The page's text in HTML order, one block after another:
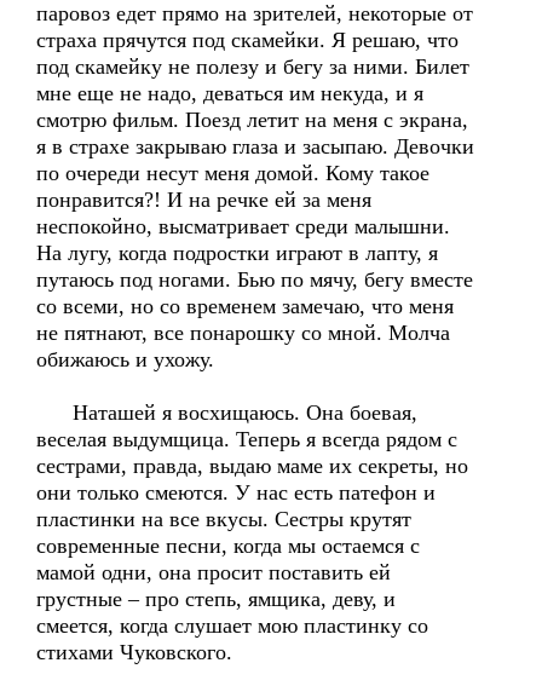
паровоз едет прямо на зрителей, некоторые от
страха прячутся под скамейки. Я решаю, что
под скамейку не полезу и бегу за ними. Билет
мне еще не надо, деваться им некуда, и я
смотрю фильм. Поезд летит на меня с экрана,
я в страхе закрываю глаза и засыпаю. Девочки
по очереди несут меня домой. Кому такое
понравится?! И на речке ей за меня
неспокойно, высматривает среди малышни.
На лугу, когда подростки играют в лапту, я
путаюсь под ногами. Бью по мячу, бегу вместе
со всеми, но со временем замечаю, что меня
не пятнают, все понарошку со мной. Молча
обижаюсь и ухожу.
Наташей я восхищаюсь. Она боевая,
веселая выдумщица. Теперь я всегда рядом с
сестрами, правда, выдаю маме их секреты, но
они только смеются. У нас есть патефон и
пластинки на все вкусы. Сестры крутят
современные песни, когда мы остаемся с
мамой одни, она просит поставить ей
грустные – про степь, ямщика, деву, и
смеется, когда слушает мою пластинку со
стихами Чуковского.